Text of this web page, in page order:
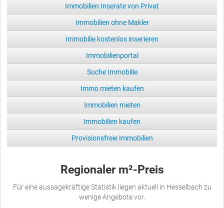
Immobilien Inserate von Privat
Immobilien ohne Makler
Immobilie kostenlos inserieren
Immobilienportal
Suche Immobilie
Immo mieten kaufen
Immobilien mieten
Immobilien kaufen
Provisionsfreie Immobilien
Regionaler m²-Preis
Für eine aussagekräftige Statistik liegen aktuell in Hesselbach zu
wenige Angebote vor.